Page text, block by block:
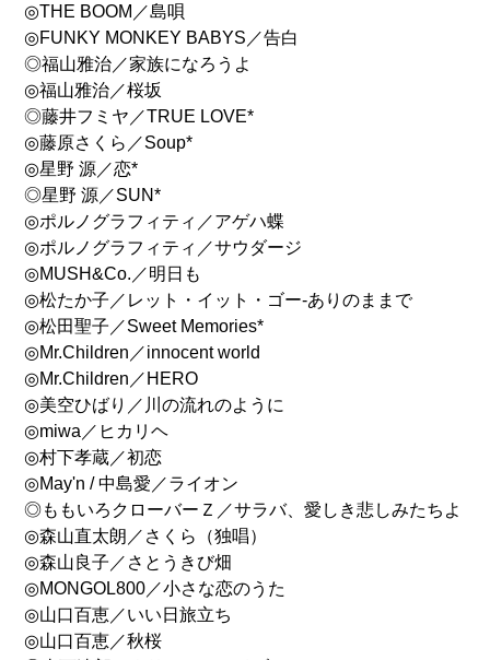
◎THE BOOM／島唄
◎FUNKY MONKEY BABYS／告白
◎福山雅治／家族になろうよ
◎福山雅治／桜坂
◎藤井フミヤ／TRUE LOVE*
◎藤原さくら／Soup*
◎星野 源／恋*
◎星野 源／SUN*
◎ポルノグラフィティ／アゲハ蝶
◎ポルノグラフィティ／サウダージ
◎MUSH&Co.／明日も
◎松たか子／レット・イット・ゴー-ありのままで
◎松田聖子／Sweet Memories*
◎Mr.Children／innocent world
◎Mr.Children／HERO
◎美空ひばり／川の流れのように
◎miwa／ヒカリヘ
◎村下孝蔵／初恋
◎May'n / 中島愛／ライオン
◎ももいろクローバーＺ／サラバ、愛しき悲しみたちよ
◎森山直太朗／さくら（独唱）
◎森山良子／さとうきび畑
◎MONGOL800／小さな恋のうた
◎山口百恵／いい日旅立ち
◎山口百恵／秋桜